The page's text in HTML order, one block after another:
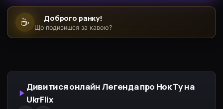
Переодягнувшись жінкою, він відправляється в
село вдів і зустрічає там Дон Дон Ю, яка є
ученицею кісен.
☕ Доброго ранку!
Що подивишся за кавою?
Дивитися онлайн Легенда про Нок Ту на
UkrFlix